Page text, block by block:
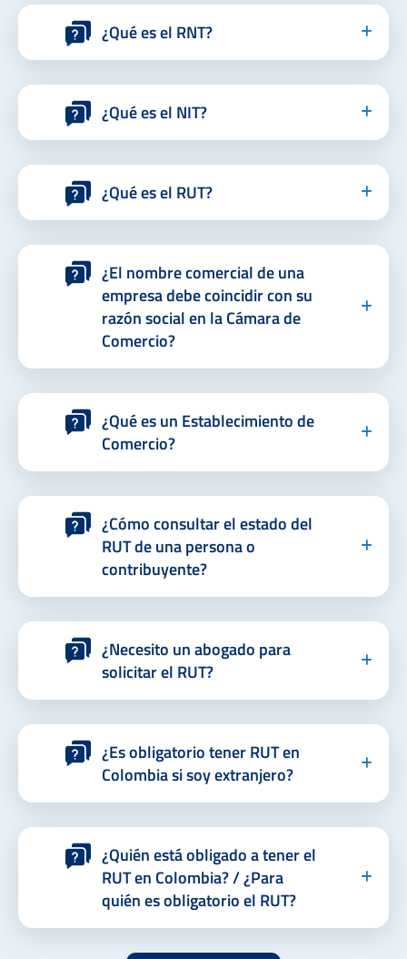
¿Qué es el RNT?
¿Qué es el NIT?
¿Qué es el RUT?
¿El nombre comercial de una
empresa debe coincidir con su
razón social en la Cámara de
Comercio?
¿Qué es un Establecimiento de
Comercio?
¿Cómo consultar el estado del
RUT de una persona o
contribuyente?
¿Necesito un abogado para
solicitar el RUT?
¿Es obligatorio tener RUT en
Colombia si soy extranjero?
¿Quién está obligado a tener el
RUT en Colombia? / ¿Para
quién es obligatorio el RUT?